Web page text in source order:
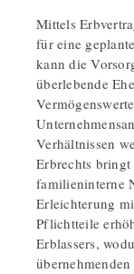
Mittels
für eine
kann die
überlebende
Verhältnissen
Erbrechts
familieninterne
Erleichterung
Pflichtteile
Erblassers,